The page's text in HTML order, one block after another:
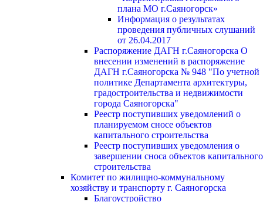
плана МО г.Саяногорск»
Информация о результатах
проведения публичных слушаний
от 26.04.2017
Распоряжение ДАГН г.Саяногорска О
внесении изменений в распоряжение
ДАГН г.Саяногорска № 948 "По учетной
политике Департамента архитектуры,
градостроительства и недвижимости
города Саяногорска"
Реестр поступивших уведомлений о
планируемом сносе объектов
капитального строительства
Реестр поступивших уведомления о
завершении сноса объектов капитального
строительства
Комитет по жилищно-коммунальному
хозяйству и транспорту г. Саяногорска
Благоустройство